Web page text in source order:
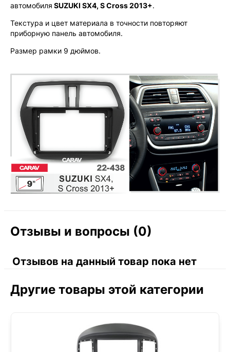
автомобиля SUZUKI SX4, S Cross 2013+.
Текстура и цвет материала в точности повторяют
приборную панель автомобиля.
Размер рамки 9 дюймов.
Отзывы и вопросы (0)
Отзывов на данный товар пока нет
Другие товары этой категории